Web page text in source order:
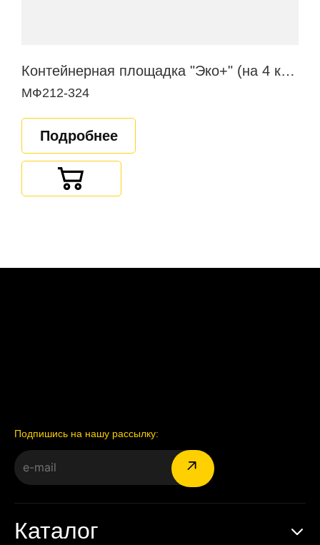
Контейнерная площадка "Эко+" (на 4 контейнера)
МФ212-324
Подробнее
Подпишись на нашу рассылку:
Каталог